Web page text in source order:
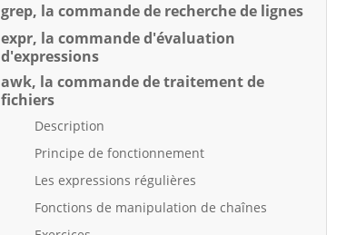
grep, la commande de recherche de lignes
expr, la commande d'évaluation
d'expressions
awk, la commande de traitement de
fichiers
Description
Principe de fonctionnement
Les expressions régulières
Fonctions de manipulation de chaînes